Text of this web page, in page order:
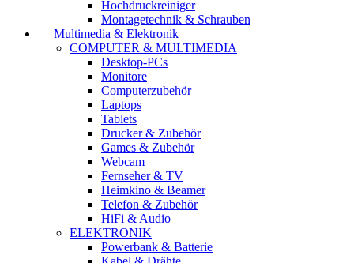
Hochdruckreiniger
Montagetechnik & Schrauben
Multimedia & Elektronik
COMPUTER & MULTIMEDIA
Desktop-PCs
Monitore
Computerzubehör
Laptops
Tablets
Drucker & Zubehör
Games & Zubehör
Webcam
Fernseher & TV
Heimkino & Beamer
Telefon & Zubehör
HiFi & Audio
ELEKTRONIK
Powerbank & Batterie